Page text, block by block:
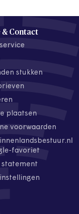
& Contact
stukken
plaatsen
voorwaarden
favoriet
statement